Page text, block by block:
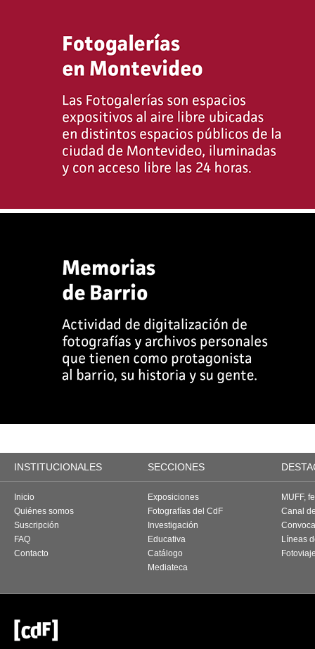
INSTITUCIONALES SECCIONES
Inicio
Quiénes somos
Suscripción
FAQ
Contacto
Exposiciones
Fotografías del CdF
Investigación
Educativa
Catálogo
Mediateca
MUFF,
Canal
Líneas